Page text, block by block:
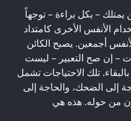
يمتلك – بكل براءة – توجهاً
الأنفس الأخرى كامتداد
أجمعين. يصبح الكائن
– إن صح التعبير – ليست
تلك الاحتياجات تشمل
إلى الضحك، والحاجة إلى
من حوله. هذه هي